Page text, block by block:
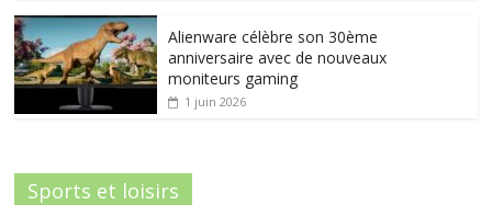
Alienware célèbre son 30ème
anniversaire avec de nouveaux
moniteurs gaming
1 juin 2026
Sports et loisirs